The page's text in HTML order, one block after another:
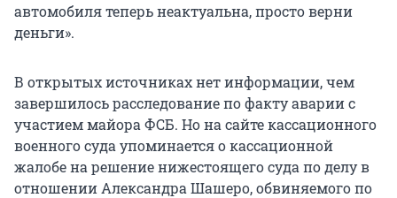
автомобиля теперь неактуальна, просто верни
деньги».
В открытых источниках нет информации, чем
завершилось расследование по факту аварии с
участием майора ФСБ. Но на сайте кассационного
военного суда упоминается о кассационной
жалобе на решение нижестоящего суда по делу в
отношении Александра Шашеро, обвиняемого по